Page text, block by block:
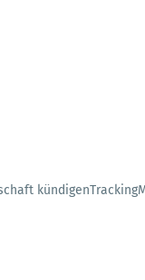
kündigenTracking